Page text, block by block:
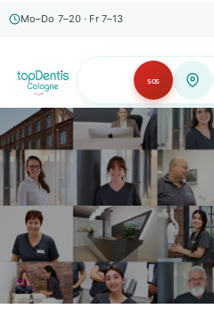
Mo–Do 7–20 · Fr 7–13
SOS